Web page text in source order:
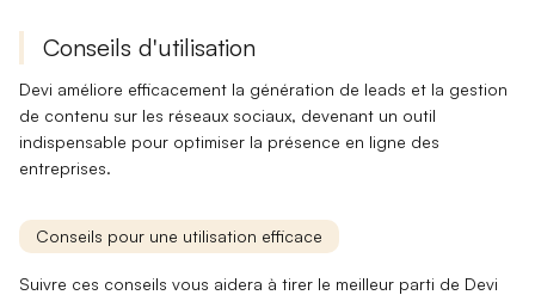
Conseils d'utilisation
Devi améliore efficacement la génération de leads et la gestion
de contenu sur les réseaux sociaux, devenant un outil
indispensable pour optimiser la présence en ligne des
entreprises.
Conseils pour une utilisation efficace
Suivre ces conseils vous aidera à tirer le meilleur parti de Devi